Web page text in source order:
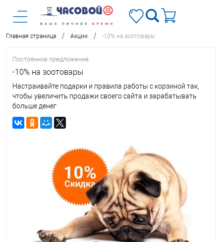
Главная страница / Акции / -10% на зоотовары
Постоянное предложение
-10% на зоотовары
Настраивайте подарки и правила работы с корзиной так,
чтобы увеличить продажи своего сайта и зарабатывать
больше денег